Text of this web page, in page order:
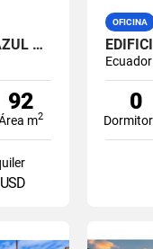
ALQUILO DEPARTAMENTO PUERTO AZUL VIA A LA COSTA (SAMIB)
92
m2
USD
OFICINA
Ecuador
0